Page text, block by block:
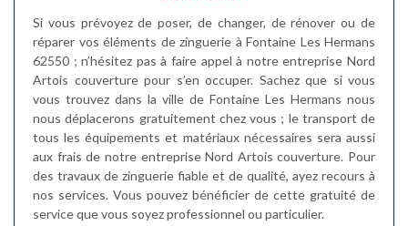
Si vous prévoyez de poser, de changer, de rénover ou de
réparer vos éléments de zinguerie à Fontaine Les Hermans
62550 ; n’hésitez pas à faire appel à notre entreprise Nord
Artois couverture pour s’en occuper. Sachez que si vous
vous trouvez dans la ville de Fontaine Les Hermans nous
nous déplacerons gratuitement chez vous ; le transport de
tous les équipements et matériaux nécessaires sera aussi
aux frais de notre entreprise Nord Artois couverture. Pour
des travaux de zinguerie fiable et de qualité, ayez recours à
nos services. Vous pouvez bénéficier de cette gratuité de
service que vous soyez professionnel ou particulier.